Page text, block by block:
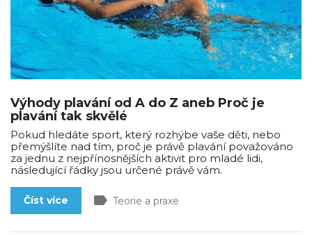
Výhody plavání od A do Z aneb Proč je
plavání tak skvělé
Pokud hledáte sport, který rozhýbe vaše děti, nebo
přemýšlíte nad tím, proč je právě plavání považováno
za jednu z nejpřínosnějších aktivit pro mladé lidi,
následující řádky jsou určené právě vám.
Číst více label Teorie a praxe